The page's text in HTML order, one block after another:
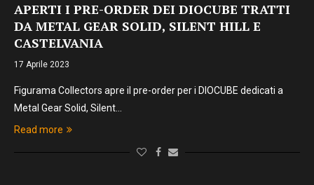
APERTI I PRE-ORDER DEI DIOCUBE TRATTI
DA METAL GEAR SOLID, SILENT HILL E
CASTELVANIA
17 Aprile 2023
Figurama Collectors apre il pre-order per i DIOCUBE dedicati a
Metal Gear Solid, Silent…
Read more